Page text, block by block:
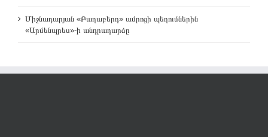
Միջնադարյան «Բաղաբերդ» ամրոցի պեղումներին
«Արմենպրես»-ի անդրադարձը